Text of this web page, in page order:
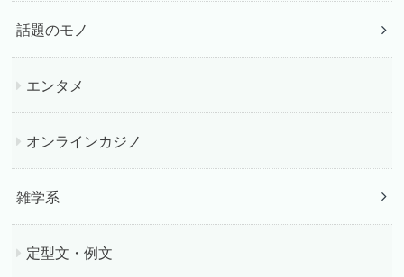
話題のモノ
エンタメ
オンラインカジノ
雑学系
定型文・例文